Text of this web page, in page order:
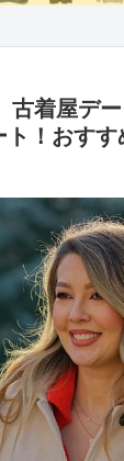
古着屋デ
ト！おす